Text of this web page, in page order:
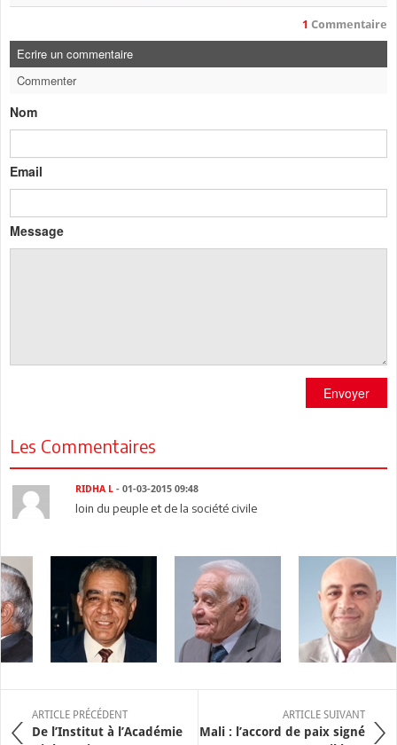
1 Commentaire
Ecrire un commentaire
Commenter
Nom
Email
Message
Envoyer
Les Commentaires
RIDHA L - 01-03-2015 09:48
loin du peuple et de la société civile
ARTICLE PRÉCÉDENT
De l’Institut à l’Académie
ARTICLE SUIVANT
Mali : l’accord de paix signé